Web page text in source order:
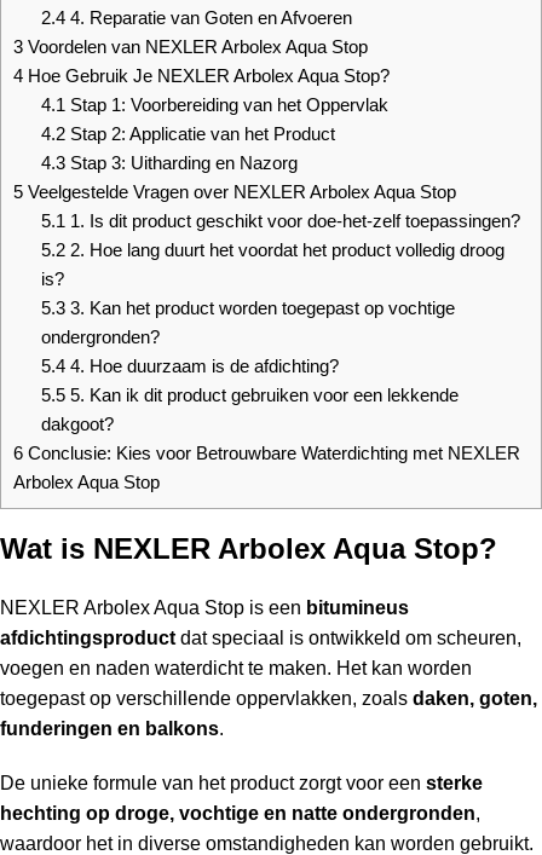
2.44. Reparatie van Goten en Afvoeren
3 Voordelen van NEXLER Arbolex Aqua Stop
4 Hoe Gebruik Je NEXLER Arbolex Aqua Stop?
4.1 Stap 1: Voorbereiding van het Oppervlak
4.2Stap 2: Applicatie van het Product
4.3Stap 3: Uitharding en Nazorg
5 Veelgestelde Vragen over NEXLER Arbolex Aqua Stop
5.1 1. Is dit product geschikt voor doe-het-zelf toepassingen?
5.22. Hoe lang duurt het voordat het product volledig droog
is?
5.33. Kan het product worden toegepast op vochtige
ondergronden?
5.44. Hoe duurzaam is de afdichting?
5.55. Kan ik dit product gebruiken voor een lekkende
dakgoot?
6 Conclusie: Kies voor Betrouwbare Waterdichting met NEXLER
Arbolex Aqua Stop
Wat is NEXLER Arbolex Aqua Stop?
NEXLER Arbolex Aqua Stop is een bitumineus
afdichtingsproduct dat speciaal is ontwikkeld om scheuren,
voegen en naden waterdicht te maken. Het kan worden
toegepast op verschillende oppervlakken, zoals daken, goten,
funderingen en balkons.
De unieke formule van het product zorgt voor een sterke
hechting op droge, vochtige en natte ondergronden,
waardoor het in diverse omstandigheden kan worden gebruikt.